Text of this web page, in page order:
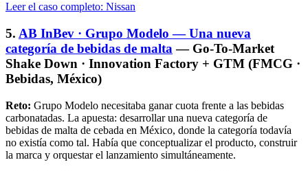
Leer el caso completo: Nissan
5. AB InBev · Grupo Modelo — Una nueva
categoría de bebidas de malta — Go-To-Market
Shake Down · Innovation Factory + GTM (FMCG ·
Bebidas, México)
Reto: Grupo Modelo necesitaba ganar cuota frente a las bebidas
carbonatadas. La apuesta: desarrollar una nueva categoría de
bebidas de malta de cebada en México, donde la categoría todavía
no existía como tal. Había que conceptualizar el producto, construir
la marca y orquestar el lanzamiento simultáneamente.